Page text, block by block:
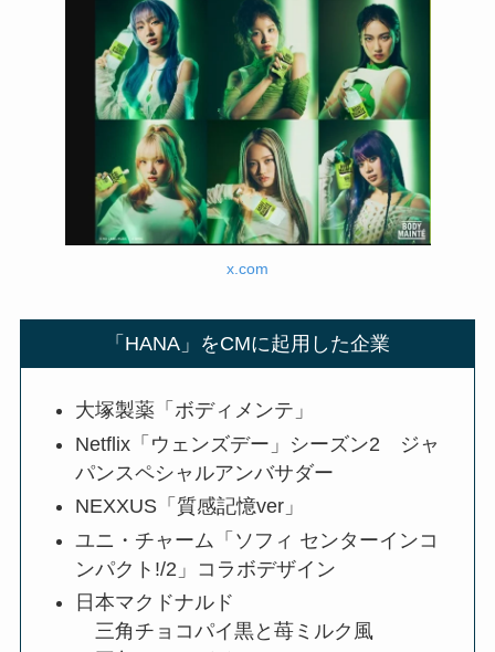
x.com
「HANA」をCMに起用した企業
大塚製薬「ボディメンテ」
Netflix「ウェンズデー」シーズン2 ジャ
パンスペシャルアンバサダー
NEXXUS「質感記憶ver」
ユニ・チャーム「ソフィ センターインコ
ンパクト!/2」コラボデザイン
日本マクドナルド
三角チョコパイ黒と苺ミルク風